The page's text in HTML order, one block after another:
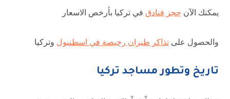
يمكنك الآن حجز فنادق في تركيا بأرخص الاسعار
والحصول علىتذاكر طيران رخيصة في اسطنبول وتركيا
تاريخ وتطور مساجد تركيا